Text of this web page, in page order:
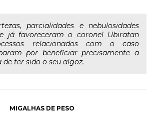
parcialidades e nebulosidades
já favoreceram o coronel Ubiratan
relacionados com o caso
por beneficiar precisamente a
de ter sido o seu algoz.
MIGALHAS DE PESO